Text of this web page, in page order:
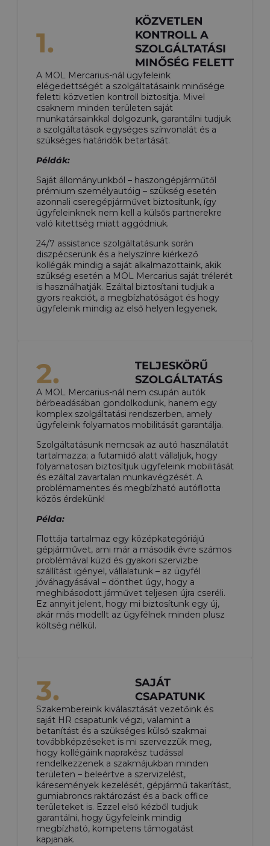
1.
KÖZVETLEN
KONTROLL A
SZOLGÁLTATÁSI
MINŐSÉG FELETT
A MOL Mercarius-nál ügyfeleink
elégedettségét a szolgáltatásaink minősége
feletti közvetlen kontroll biztosítja. Mivel
csaknem minden területen saját
munkatársainkkal dolgozunk, garantálni tudjuk
a szolgáltatások egységes színvonalát és a
szükséges határidők betartását.
Példák:
Saját állományunkból – haszongépjárműtől
prémium személyautóig – szükség esetén
azonnali cseregépjárművet biztosítunk, így
ügyfeleinknek nem kell a külsős partnerekre
való kitettség miatt aggódniuk.
24/7 assistance szolgáltatásunk során
diszpécserünk és a helyszínre kiérkező
kollégák mindig a saját alkalmazottaink, akik
szükség esetén a MOL Mercarius saját trélerét
is használhatják. Ezáltal biztosítani tudjuk a
gyors reakciót, a megbízhatóságot és hogy
ügyfeleink mindig az első helyen legyenek.
2.
TELJESKÖRŰ
SZOLGÁLTATÁS
A MOL Mercarius-nál nem csupán autók
bérbeadásában gondolkodunk, hanem egy
komplex szolgáltatási rendszerben, amely
ügyfeleink folyamatos mobilitását garantálja.
Szolgáltatásunk nemcsak az autó használatát
tartalmazza; a futamidő alatt vállaljuk, hogy
folyamatosan biztosítjuk ügyfeleink mobilitását
és ezáltal zavartalan munkavégzését. A
problémamentes és megbízható autóflotta
közös érdekünk!
Példa:
Flottája tartalmaz egy középkategóriájú
gépjárművet, ami már a második évre számos
problémával küzd és gyakori szervizbe
szállítást igényel, vállalatunk – az ügyfél
jóváhagyásával – dönthet úgy, hogy a
meghibásodott járművet teljesen újra cseréli.
Ez annyit jelent, hogy mi biztosítunk egy új,
akár más modellt az ügyfélnek minden plusz
költség nélkül.
3.
SAJÁT
CSAPATUNK
Szakembereink kiválasztását vezetőink és
saját HR csapatunk végzi, valamint a
betanítást és a szükséges külső szakmai
továbbképzéseket is mi szervezzük meg,
hogy kollégáink naprakész tudással
rendelkezzenek a szakmájukban minden
területen – beleértve a szervizelést,
káresemények kezelését, gépjármű takarítást,
gumiabroncs raktározást és a back office
területeket is. Ezzel első kézből tudjuk
garantálni, hogy ügyfeleink mindig
megbízható, kompetens támogatást
kapjanak.